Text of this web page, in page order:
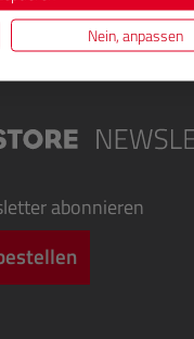
Farbtreue und
abonnieren
Nein, anpassen